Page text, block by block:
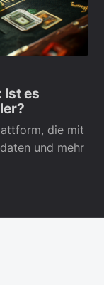
Ist es
die mit
und mehr